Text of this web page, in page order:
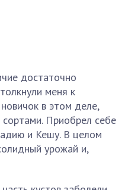
достаточно
меня к
в этом деле,
Приобрел себе
и Кешу. В целом
урожай и,